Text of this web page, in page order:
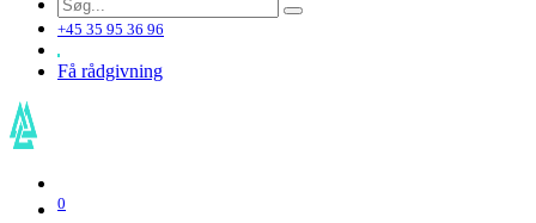
+45 35 95 36 96
Få rådgivning
0